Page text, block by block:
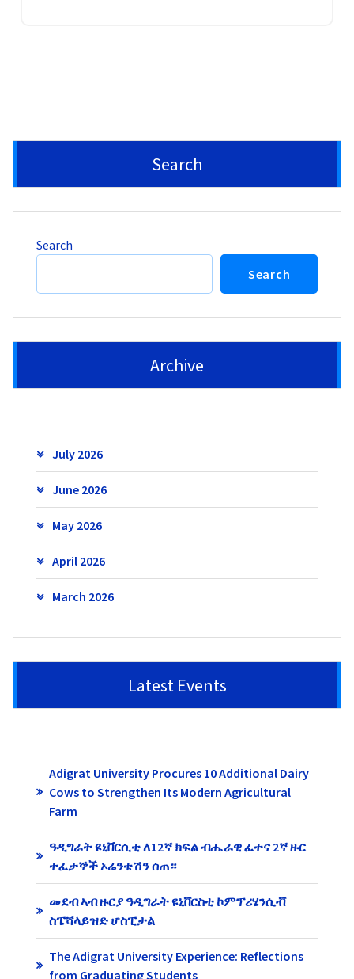
Search
Search
Search
Archive
July 2026
June 2026
May 2026
April 2026
March 2026
Latest Events
Adigrat University Procures 10 Additional Dairy
Cows to Strengthen Its Modern Agricultural
Farm
ዓዲግራት ዩኒቨርሲቲ ለ12ኛ ክፍል ብሔራዊ ፈተና 2ኛ ዙር
ተፈታኞች ኦሬንቴሽን ሰጠ።
መደብ ኣብ ዙርያ ዓዲግራት ዩኒቨርስቲ ኮምፕሪሄንሲቭ
ስፔሻላይዝድ ሆስፒታል
The Adigrat University Experience: Reflections
from Graduating Students